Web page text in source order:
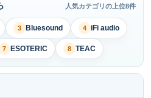
人気カテゴリの上位8件
3 Bluesound 4 iFi audio
7 ESOTERIC 8 TEAC